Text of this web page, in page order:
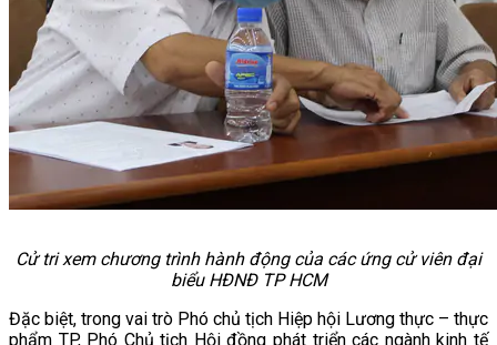
Cử tri xem chương trình hành động của các ứng cử viên đại
biểu HĐNĐ TP HCM
Đặc biệt, trong vai trò Phó chủ tịch Hiệp hội Lương thực – thực
phẩm TP, Phó Chủ tịch Hội đồng phát triển các ngành kinh tế